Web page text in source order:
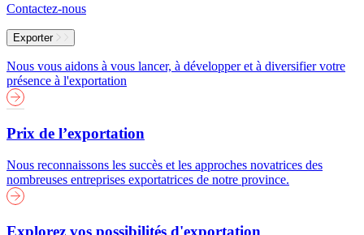
Contactez-nous
Exporter
Nous vous aidons à vous lancer, à développer et à diversifier votre
présence à l'exportation
Prix de l’exportation
Nous reconnaissons les succès et les approches novatrices des
nombreuses entreprises exportatrices de notre province.